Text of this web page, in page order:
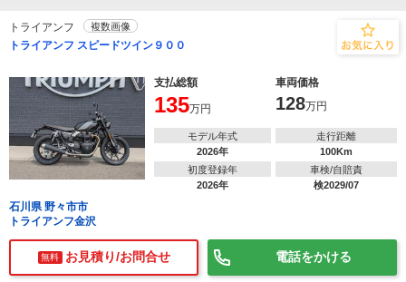
トライアンフ 複数画像
トライアンフ スピードツイン９００
支払総額 車両価格
135万円 128万円
モデル年式
2026年
走行距離
100Km
初度登録年
2026年
車検/自賠責
検2029/07
石川県 野々市市
トライアンフ金沢
無料 お見積り/お問合せ 電話をかける